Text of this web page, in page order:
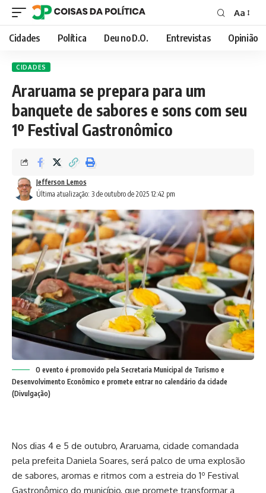
Font
Resizer
Aa
Cidades Política Deu no D.O. Entrevistas Opinião
CIDADES
Araruama se prepara para um
banquete de sabores e sons com seu
1º Festival Gastronômico
Última atualização: 3 de outubro de 2025 12:42 pm
Jefferson Lemos
O evento é promovido pela Secretaria Municipal de Turismo e
Desenvolvimento Econômico e promete entrar no calendário da cidade
(Divulgação)
Nos dias 4 e 5 de outubro, Araruama, cidade comandada
pela prefeita Daniela Soares, será palco de uma explosão
de sabores, aromas e ritmos com a estreia do 1º Festival
Gastronômico do município, que promete transformar a